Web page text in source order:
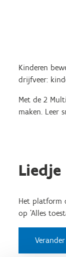
Kinderen
drijfveer:
Met de 2
maken. Leer
Het platform
op 'Alles